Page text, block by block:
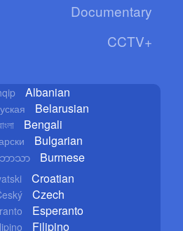
Documentary
CCTV+
Albanian
Belarusian
Bengali
Bulgarian
ဘာသာ Burmese
Croatian
Czech
Esperanto
Filipino